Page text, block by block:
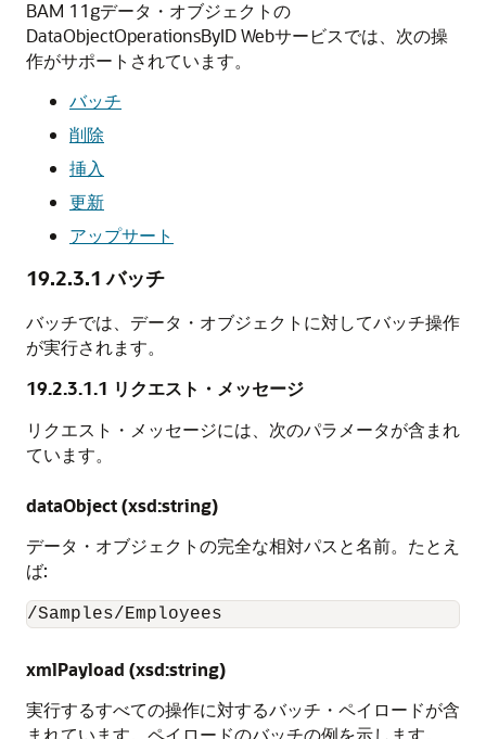
BAM 11gデータ・オブジェクトの
DataObjectOperationsByID Webサービスでは、次の操
作がサポートされています。
バッチ
削除
挿入
更新
アップサート
19.2.3.1バッチ
バッチでは、データ・オブジェクトに対してバッチ操作
が実行されます。
19.2.3.1.1 リクエスト・メッセージ
リクエスト・メッセージには、次のパラメータが含まれ
ています。
dataObject (xsd:string)
データ・オブジェクトの完全な相対パスと名前。たとえ
ば:
/Samples/Employees
xmlPayload (xsd:string)
実行するすべての操作に対するバッチ・ペイロードが含
まれています。ペイロードのバッチの例を示します。